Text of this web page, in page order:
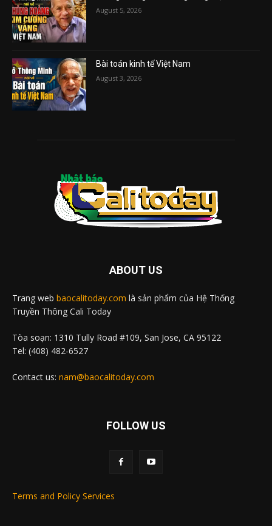
August 5, 2026
Bài toán kinh tế Việt Nam
August 3, 2026
ABOUT US
Trang web baocalitoday.com là sản phẩm của Hệ Thống
Truyền Thông Cali Today
Tòa soạn: 1310 Tully Road #109, San Jose, CA 95122
Tel: (408) 482-6527
Contact us: nam@baocalitoday.com
FOLLOW US
Terms and Policy Services